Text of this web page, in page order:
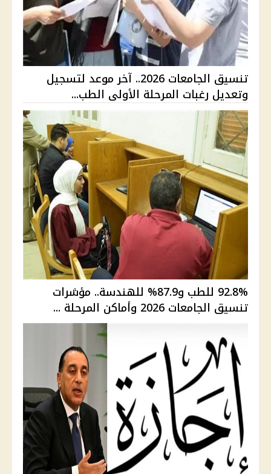
تنسيق الجامعات 2026.. آخر موعد لتسجيل
وتعديل رغبات المرحلة الأولى الطب...
92.8% للطب و87.9% للهندسة.. مؤشرات
تنسيق الجامعات 2026 وأماكن المرحلة ...